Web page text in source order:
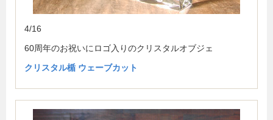
4/16
60周年のお祝いにロゴ入りのクリスタルオブジェ
クリスタル楯 ウェーブカット